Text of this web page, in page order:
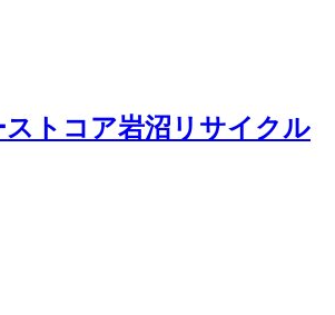
ストコア岩沼リサイクル